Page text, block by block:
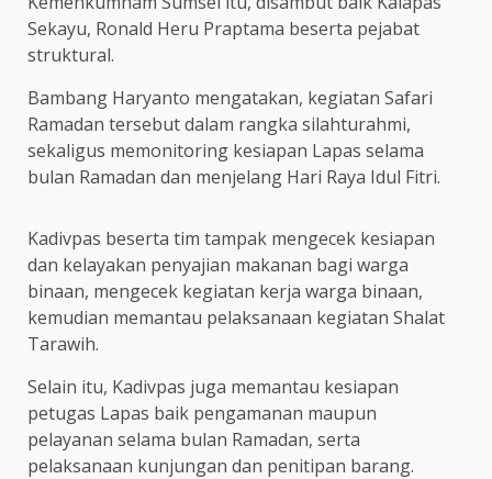
Sekayu, Ronald Heru Praptama beserta pejabat
struktural.
Bambang Haryanto mengatakan, kegiatan Safari
Ramadan tersebut dalam rangka silahturahmi,
sekaligus memonitoring kesiapan Lapas selama
bulan Ramadan dan menjelang Hari Raya Idul Fitri.
Kadivpas beserta tim tampak mengecek kesiapan
dan kelayakan penyajian makanan bagi warga
binaan, mengecek kegiatan kerja warga binaan,
kemudian memantau pelaksanaan kegiatan Shalat
Tarawih.
Selain itu, Kadivpas juga memantau kesiapan
petugas Lapas baik pengamanan maupun
pelayanan selama bulan Ramadan, serta
pelaksanaan kunjungan dan penitipan barang.